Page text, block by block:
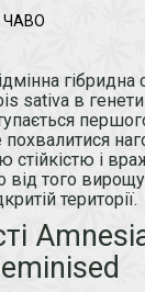
ЧАВО
гібридна
sativa в
стійкістю і
того
території.